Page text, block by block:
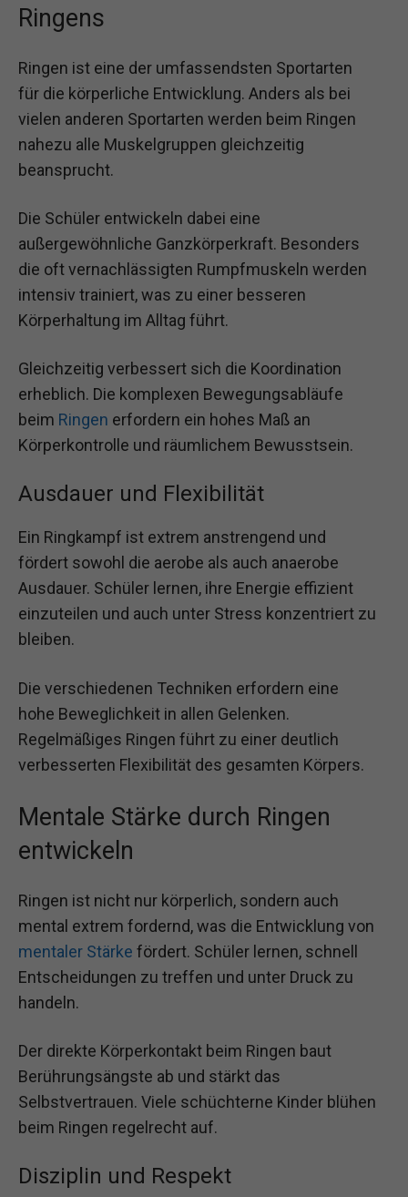
Ringens
Ringen ist eine der umfassendsten Sportarten
für die körperliche Entwicklung. Anders als bei
vielen anderen Sportarten werden beim Ringen
nahezu alle Muskelgruppen gleichzeitig
beansprucht.
Die Schüler entwickeln dabei eine
außergewöhnliche Ganzkörperkraft. Besonders
die oft vernachlässigten Rumpfmuskeln werden
intensiv trainiert, was zu einer besseren
Körperhaltung im Alltag führt.
Gleichzeitig verbessert sich die Koordination
erheblich. Die komplexen Bewegungsabläufe
beim Ringen erfordern ein hohes Maß an
Körperkontrolle und räumlichem Bewusstsein.
Ausdauer und Flexibilität
Ein Ringkampf ist extrem anstrengend und
fördert sowohl die aerobe als auch anaerobe
Ausdauer. Schüler lernen, ihre Energie effizient
einzuteilen und auch unter Stress konzentriert zu
bleiben.
Die verschiedenen Techniken erfordern eine
hohe Beweglichkeit in allen Gelenken.
Regelmäßiges Ringen führt zu einer deutlich
verbesserten Flexibilität des gesamten Körpers.
Mentale Stärke durch Ringen
entwickeln
Ringen ist nicht nur körperlich, sondern auch
mental extrem fordernd, was die Entwicklung von
mentaler Stärke fördert. Schüler lernen, schnell
Entscheidungen zu treffen und unter Druck zu
handeln.
Der direkte Körperkontakt beim Ringen baut
Berührungsängste ab und stärkt das
Selbstvertrauen. Viele schüchterne Kinder blühen
beim Ringen regelrecht auf.
Disziplin und Respekt